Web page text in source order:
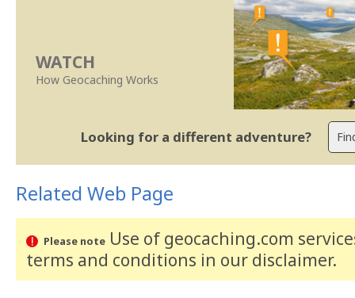
WATCH
How Geocaching Works
Looking for a different adventure?
Related Web Page
Please noteUse of geocaching.com
terms and conditions in our disclaimer.